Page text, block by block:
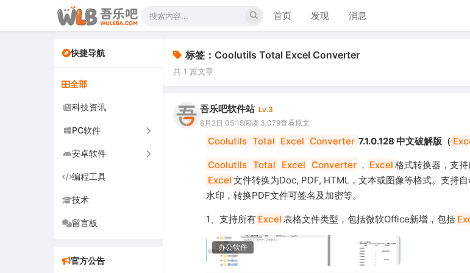
首页 发现 消息
快捷导航
全部
科技资讯
PC软件
办公软件
网络软件
音频视频
安卓软件
手机软件
车机软件
编程工具
技术
留言板
官方公告
标签：Coolutils Total Excel Converter
共 1 篇文章
吾乐吧软件站 Lv.3
8月2日 05:15阅读 3,079查看原文
Coolutils Total Excel Converter 7.1.0.128 中文破解版（
Coolutils Total Excel Converter ， Excel 格式转换器，支
Excel 文件转换为Doc, PDF, HTML，文本或图像等格式。支持
水印，转换PDF文件可签名及加密等。
1、支持所有 Excel 表格文件类型，包括微软Office新增，包括
办公软件